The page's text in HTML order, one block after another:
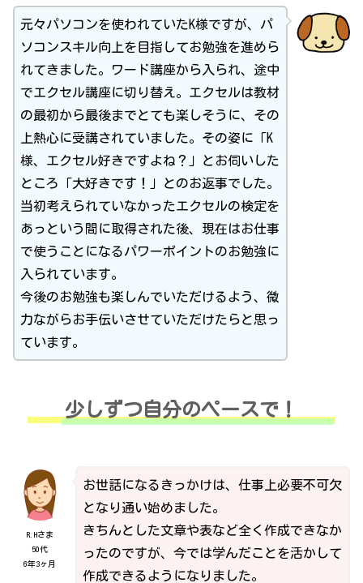
元々パソコンを使われていたK様ですが、パ
ソコンスキル向上を目指してお勉強を進めら
れてきました。ワード講座から入られ、途中
でエクセル講座に切り替え。エクセルは教材
の最初から最後までとても楽しそうに、その
上熱心に受講されていました。その姿に「K
様、エクセル好きですよね？」とお伺いした
ところ「大好きです！」とのお返事でした。
当初考えられていなかったエクセルの検定を
あっという間に取得された後、現在はお仕事
で使うことになるパワーポイントのお勉強に
入られています。
今後のお勉強も楽しんでいただけるよう、微
力ながらお手伝いさせていただけたらと思っ
ています。
少しずつ自分のペースで！
R.Hさま
50代
6年3ヶ月
お世話になるきっかけは、仕事上必要不可欠
となり通い始めました。
きちんとした文章や表など全く作成できなか
ったのですが、今では学んだことを活かして
作成できるようになりました。